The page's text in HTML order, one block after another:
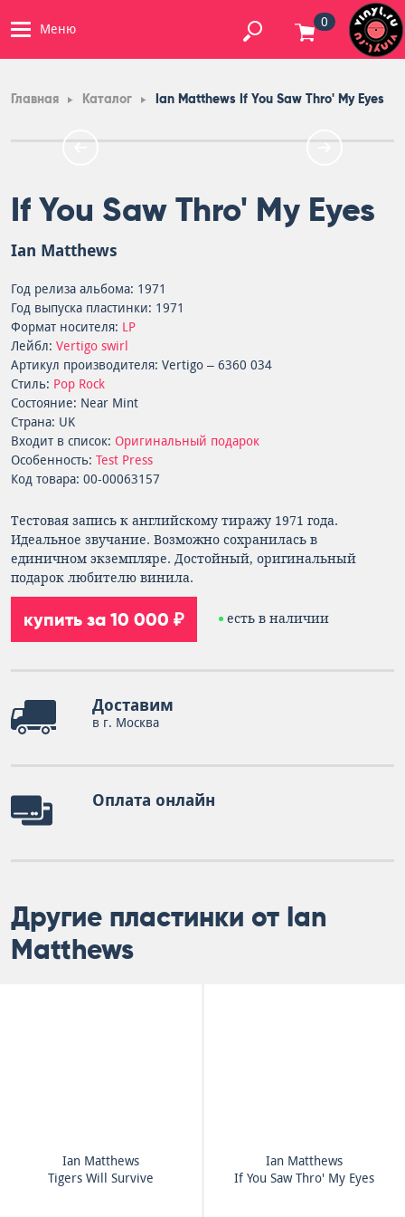
Меню 0
Главная Каталог Ian Matthews If You Saw Thro' My Eyes
If You Saw Thro' My Eyes
Ian Matthews
Год релиза альбома: 1971
Год выпуска пластинки: 1971
Формат носителя: LP
Лейбл: Vertigo swirl
Артикул производителя: Vertigo – 6360 034
Стиль: Pop Rock
Состояние: Near Mint
Страна: UK
Входит в список: Оригинальный подарок
Особенность: Test Press
Код товара: 00-00063157
Тестовая запись к английскому тиражу 1971 года.
Идеальное звучание. Возможно сохранилась в
единичном экземпляре. Достойный, оригинальный
подарок любителю винила.
купить за 10 000 ₽ есть в наличии
Доставим
в г. Москва
Оплата онлайн
Другие пластинки от Ian
Matthews
Ian Matthews
Tigers Will Survive
Ian Matthews
If You Saw Thro' My Eyes